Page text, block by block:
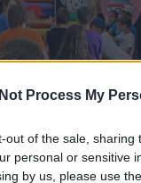
Process My
out of the sale, sharing
personal or sensitive
by us, please use